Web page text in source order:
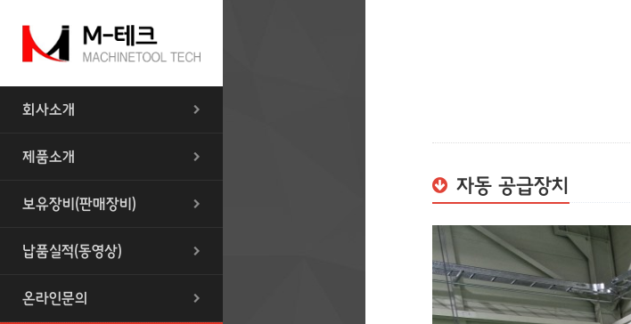
회사소개
제품소개
보유장비(판매장비)
납품실적(동영상)
온라인문의
자동 공급장치